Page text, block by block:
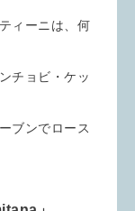
ィーニは、何
チョビ・ケッ
ブンでロース